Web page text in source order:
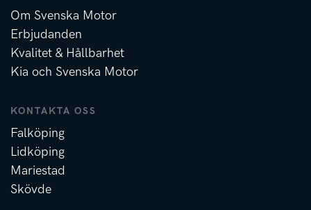
Om Svenska Motor
Erbjudanden
Kvalitet & Hållbarhet
Kia och Svenska Motor
KONTAKTA OSS
Falköping
Lidköping
Mariestad
Skövde